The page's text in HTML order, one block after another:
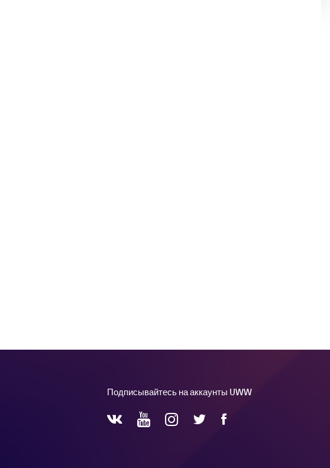
Подписывайтесь на аккаунты UWW
VKontakte YouTubeInstagram
Twitter Facebook